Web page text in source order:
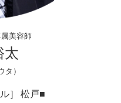
美容師
太
タ）
］ 松戸■